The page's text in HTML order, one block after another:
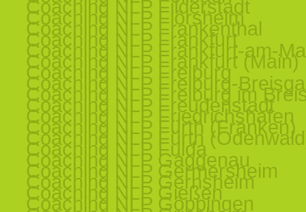
Coaching NLP Filderstadt
Coaching NLP Flörsheim
Coaching NLP Frankenthal
Coaching NLP Frankfurt
Coaching NLP Frankfurt-am-
Coaching NLP Frankfurt (Main)
Coaching NLP Freiburg
Coaching NLP Freiburg-
Coaching NLP Freiburg im
Coaching NLP Freudenstadt
Coaching NLP Friedrichshafen
Coaching NLP Fürth (Franken)
Coaching NLP Fürth
Coaching NLP Fulda
Coaching NLP Gaggenau
Coaching NLP Germersheim
Coaching NLP Gernsheim
Coaching NLP Gießen
Coaching NLP Göppingen